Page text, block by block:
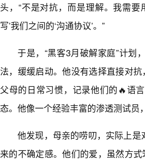
头，“不是对抗，而是理解。我需要
写’我们之间的‘沟通协议’。”
于是，“黑客3月破解家庭”计划
法，缓缓启动。他没有选择直接对
父母的日常习惯，记录他们的🔥语
态。他像一个经验丰富的渗透测试员
他发现，母亲的唠叨，实际上
来的不确定感。他们的爱，虽然方